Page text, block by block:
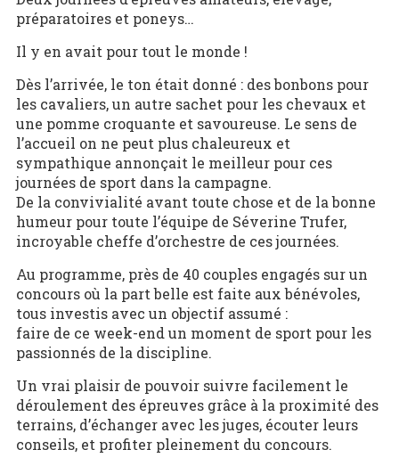
préparatoires et poneys…
Il y en avait pour tout le monde !
Dès l’arrivée, le ton était donné : des bonbons pour
les cavaliers, un autre sachet pour les chevaux et
une pomme croquante et savoureuse. Le sens de
l’accueil on ne peut plus chaleureux et
sympathique annonçait le meilleur pour ces
journées de sport dans la campagne.
De la convivialité avant toute chose et de la bonne
humeur pour toute l’équipe de Séverine Trufer,
incroyable cheffe d’orchestre de ces journées.
Au programme, près de 40 couples engagés sur un
concours où la part belle est faite aux bénévoles,
tous investis avec un objectif assumé :
faire de ce week-end un moment de sport pour les
passionnés de la discipline.
Un vrai plaisir de pouvoir suivre facilement le
déroulement des épreuves grâce à la proximité des
terrains, d’échanger avec les juges, écouter leurs
conseils, et profiter pleinement du concours.